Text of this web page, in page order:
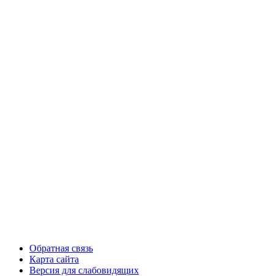
Обратная связь
Карта сайта
Версия для слабовидящих